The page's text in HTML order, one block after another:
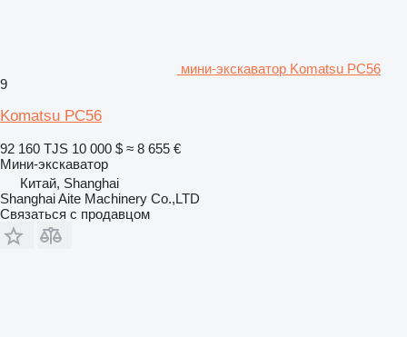
мини-экскаватор Komatsu PC56
9
Komatsu PC56
92 160 TJS 10 000 $ ≈ 8 655 €
Мини-экскаватор
Китай, Shanghai
Shanghai Aite Machinery Co.,LTD
Связаться с продавцом